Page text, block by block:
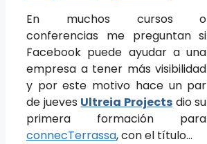
En muchos cursos o
conferencias me preguntan si
Facebook puede ayudar a una
empresa a tener más visibilidad
y por este motivo hace un par
de jueves Ultreia Projects dio su
primera formación para
connecTerrassa, con el título…